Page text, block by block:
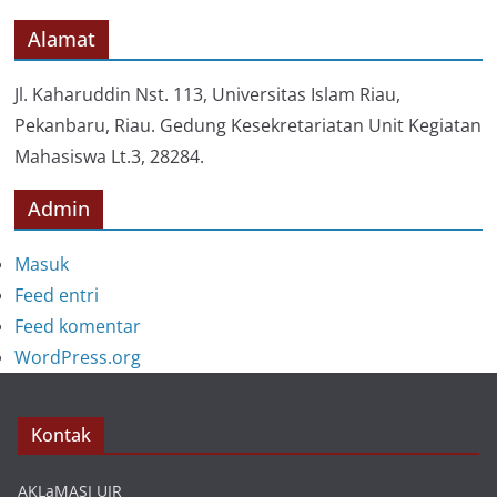
r
i
Alamat
Jl. Kaharuddin Nst. 113, Universitas Islam Riau,
Pekanbaru, Riau. Gedung Kesekretariatan Unit Kegiatan
Mahasiswa Lt.3, 28284.
Admin
Masuk
Feed entri
Feed komentar
WordPress.org
Kontak
AKLaMASI UIR